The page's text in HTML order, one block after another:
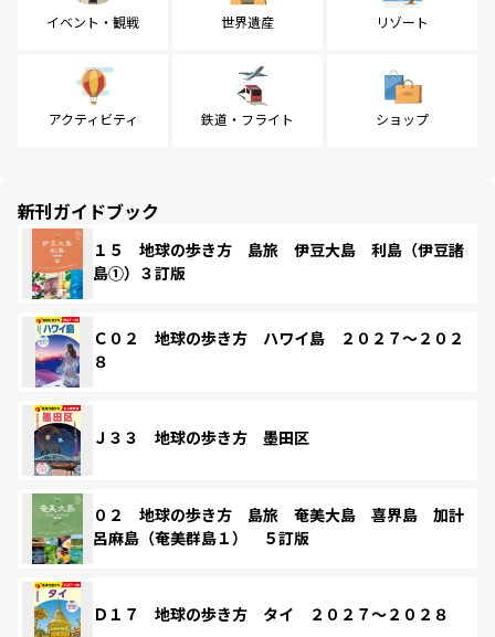
イベント・観戦 世界遺産 リゾート
アクティビティ 鉄道・フライト ショップ
新刊ガイドブック
１５ 地球の歩き方 島旅 伊豆大島 利島（伊豆諸
島①）３訂版
Ｃ０２ 地球の歩き方 ハワイ島 ２０２７～２０２
８
Ｊ３３ 地球の歩き方 墨田区
０２ 地球の歩き方 島旅 奄美大島 喜界島 加計
呂麻島（奄美群島１） ５訂版
Ｄ１７ 地球の歩き方 タイ ２０２７～２０２８